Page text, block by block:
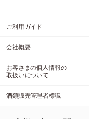
ご利用ガイド
会社概要
お客さまの個人情報の
取扱いについて
酒類販売管理者標識